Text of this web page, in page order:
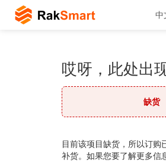
中
哎呀，此处出
缺货
目前该项目缺货，所以订购
补货。如果您要了解更多信